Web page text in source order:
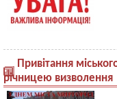
Привітання
річницею визволення